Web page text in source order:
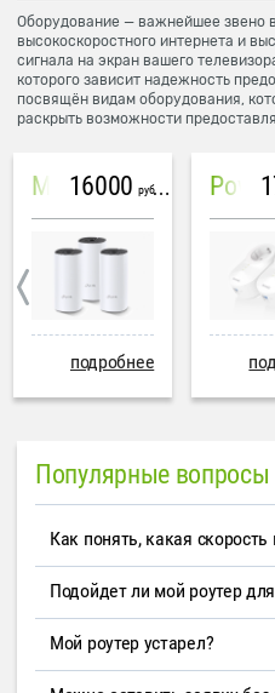
Оборудование — важнейшее звено
высокоскоростного интернета и
сигнала на экран вашего
которого зависит надежность
посвящён видам оборудования,
раскрыть возможности
Mesh система TP-Link Deco M4 (3 устройства)
16000 руб
подробнее
Популярные вопросы
Как понять, какая
Подойдет ли мой роутер
Мой роутер устарел?